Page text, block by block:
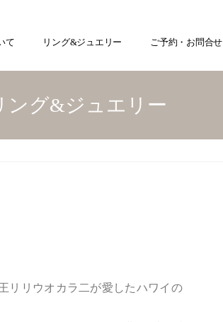
て リング&ジュエリー ご予約・お問合せ
ング&ジュエリー
リリウオカラ二が愛したハワイの